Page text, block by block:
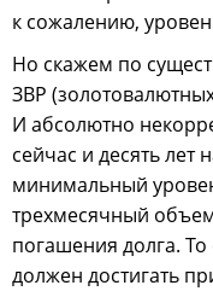
к сожалению,
Но скажем по
ЗВР
И абсолютно
сейчас и десять лет
минимальный
трехмесячный
погашения долга.
должен достигать